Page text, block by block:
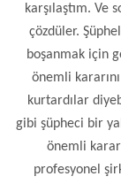
karşılaştım. Ve
çözdüler.
boşanmak için
önemli
kurtardılar
gibi şüpheci bir
önemli
profesyonel